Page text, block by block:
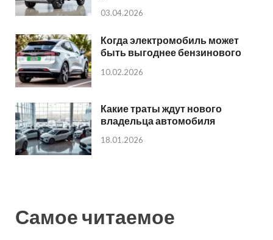
03.04.2026
Когда электромобиль может
быть выгоднее бензинового
10.02.2026
Какие траты ждут нового
владельца автомобиля
18.01.2026
Самое читаемое